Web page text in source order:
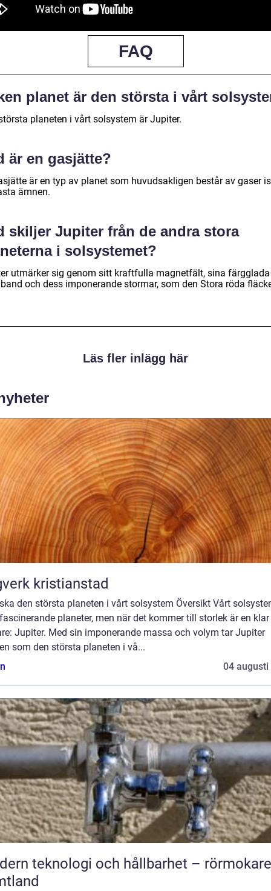
FAQ
planet är den största i vårt
planeten i vårt solsystem är Jupiter.
är en gasjätte?
är en typ av planet som huvudsakligen består av gaser
ämnen.
skiljer Jupiter från de andra stora
i solsystemet?
utmärker sig genom sitt kraftfulla magnetfält, sina färgglada
och dess imponerande stormar, som den Stora röda
Läs fler inlägg här
kristianstad
den största planeten i vårt solsystem Översikt Vårt
planeter, men när det kommer till storlek är en klar
Jupiter. Med sin imponerande massa och volym tar Jupiter
som den största planeten i vå...
04 augusti
teknologi och hållbarhet –